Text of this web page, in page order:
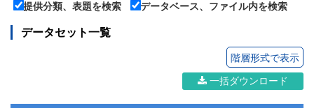
提供分類、表題を検索
データベース、ファイル内を検索
データセット一覧
階層形式で表示
一括ダウンロード